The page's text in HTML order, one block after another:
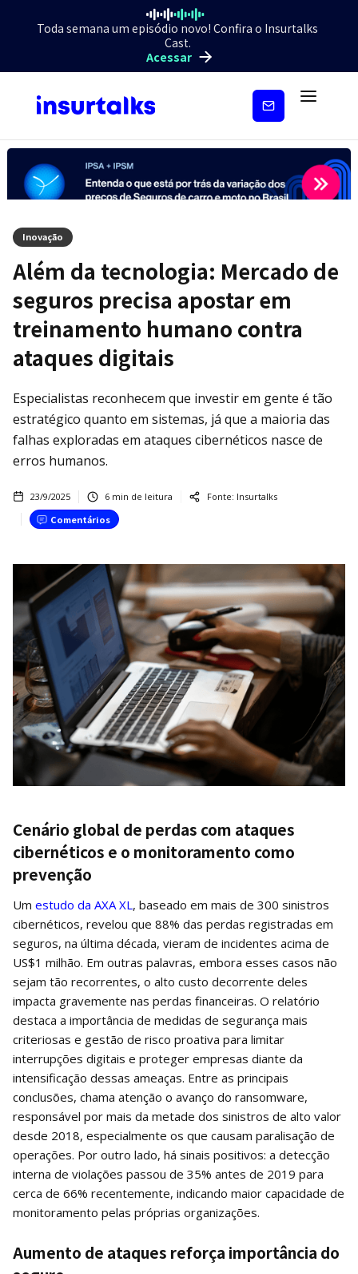
Toda semana um episódio novo! Confira o Insurtalks
Cast.
Acessar
Inscreva-
Inovação
Além da tecnologia: Mercado de
seguros precisa apostar em
treinamento humano contra
ataques digitais
Especialistas reconhecem que investir em gente é tão
estratégico quanto em sistemas, já que a maioria das
falhas exploradas em ataques cibernéticos nasce de
erros humanos.
23/9/2025 6 min de leitura Fonte: Insurtalks
Comentários
Cenário global de perdas com ataques
cibernéticos e o monitoramento como
prevenção
Um estudo da AXA XL, baseado em mais de 300 sinistros
cibernéticos, revelou que 88% das perdas registradas em
seguros, na última década, vieram de incidentes acima de
US$1 milhão. Em outras palavras, embora esses casos não
sejam tão recorrentes, o alto custo decorrente deles
impacta gravemente nas perdas financeiras. O relatório
destaca a importância de medidas de segurança mais
criteriosas e gestão de risco proativa para limitar
interrupções digitais e proteger empresas diante da
intensificação dessas ameaças. Entre as principais
conclusões, chama atenção o avanço do ransomware,
responsável por mais da metade dos sinistros de alto valor
desde 2018, especialmente os que causam paralisação de
operações. Por outro lado, há sinais positivos: a detecção
interna de violações passou de 35% antes de 2019 para
cerca de 66% recentemente, indicando maior capacidade de
monitoramento pelas próprias organizações.
Aumento de ataques reforça importância do